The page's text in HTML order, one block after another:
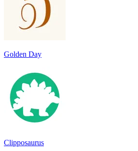
Golden Day
Clipposaurus